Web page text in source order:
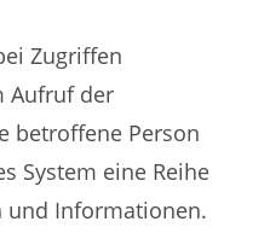
Zugriffen
Aufruf der
betroffene Person
System eine Reihe
und Informationen.